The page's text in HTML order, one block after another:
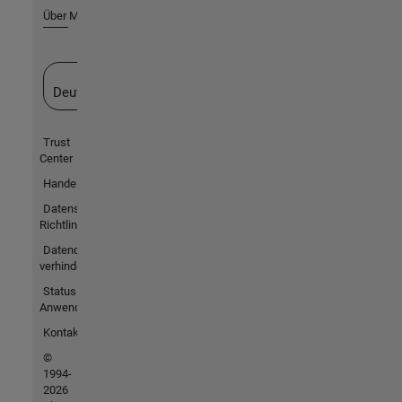
Über MathWorks
Deutschland
Trust
Center
Handelsmarken
Datenschutz-
Richtlinien
Datendiebstahl
verhindern
Status von
Anwendungen
Kontakt
©
1994-
2026